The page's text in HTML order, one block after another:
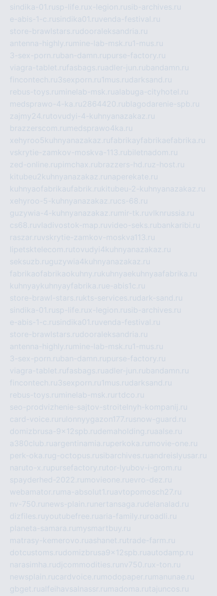
sindika-01.rusp-life.rux-legion.rusib-archives.ru
e-abis-1-c.rusindika01.ruvenda-festival.ru
store-brawlstars.rudooraleksandria.ru
antenna-highly.ru mine-lab-msk.ru1-mus.ru
3-sex-porn.ruban-damn.rupurse-factory.ru
viagra-tablet.rufasbags.ruadler-jun.rubandamn.ru
fincontech.ru3sexporn.ru1mus.rudarksand.ru
rebus-toys.ru minelab-msk.rualabuga-cityhotel.ru
medsprawo-4-ka.ru2864420.rublagodarenie-spb.ru
zajmy24.rutovudyi-4-kuhnyanazakaz.ru
brazzerscom.ru medsprawo4ka.ru
xehyroo5kuhnyanazakaz.rufabrikayfabrikaefabrika.ru
vskrytie-zamkov-moskva-113.rubiletnadom.ru
zed-online.rupimchax.rubrazzers-hd.ruz-host.ru
kitubeu2kuhnyanazakaz.ru naperekate.ru
kuhnyaofabrikaufabrik.rukitubeu-2-kuhnyanazakaz.ru
xehyroo-5-kuhnyanazakaz.rucs-68.ru
guzywia-4-kuhnyanazakaz.ru mir-tk.ruvlknrussia.ru
cs68.ruvladivostok-map.ruvideo-seks.rubankaribi.ru
raszar.ruvskrytie-zamkov-moskva113.ru
lipetsktelecom.rutovudyi4kuhnyanazakaz.ru
seksuzb.ruguzywia4kuhnyanazakaz.ru
fabrikaofabrikaokuhny.rukuhnyaekuhnyaafabrika.ru
kuhnyaykuhnyayfabrika.rue-abis1c.ru
store-brawl-stars.rukts-services.rudark-sand.ru
sindika-01.rusp-life.rux-legion.rusib-archives.ru
e-abis-1-c.rusindika01.ruvenda-festival.ru
store-brawlstars.rudooraleksandria.ru
antenna-highly.ru mine-lab-msk.ru1-mus.ru
3-sex-porn.ruban-damn.rupurse-factory.ru
viagra-tablet.rufasbags.ruadler-jun.rubandamn.ru
fincontech.ru3sexporn.ru1mus.rudarksand.ru
rebus-toys.ru minelab-msk.ru rtdco.ru
seo-prodvizhenie-sajtov-stroitelnyh-kompanij.ru
card-voice.ru rulonnyygazon177.rusnow-guard.ru
domizbrusa-9x12spb.rudemaholding.ruaalse.ru
a380club.ruargentinamia.ruperkoka.ru movie-one.ru
perk-oka.rug-octopus.rusibarchives.ruandreislyusar.ru
naruto-x.rupursefactory.rutor-lyubov-i-grom.ru
spayderhed-2022.ru movieone.ruevro-dez.ru
webamator.ru ma-absolut1.ruavtopomosch27.ru
nv-750.ru news-plain.ru nertansaga.rudelanalad.ru
dizfiles.ruyoutubefree.ruaria-family.ru roadli.ru
planeta-samara.ru mysmartbuy.ru
matrasy-kemerovo.ruashanet.rutrade-farm.ru
dotcustoms.rudomizbrusa9x12spb.ruautodamp.ru
narasimha.rudjcommodities.ru nv750.rux-ton.ru
newsplain.rucardvoice.ru modopaper.ru manunae.ru
gbget.rualfeihavsalnassr.ru madoma.rutajuncos.ru